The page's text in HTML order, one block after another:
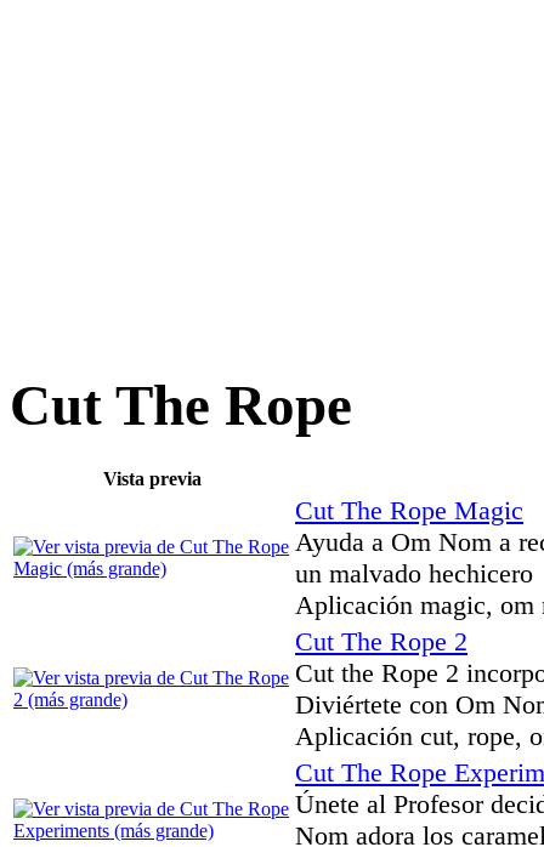
Cut The Rope
Vista previa
Cut The Rope Magic
Ayuda a Om Nom a
un malvado hechicero
Aplicación magic, om
Cut The Rope 2
Cut the Rope 2
Diviértete con Om
Aplicación cut, rope,
Cut The Rope
Únete al Profesor
Nom adora los